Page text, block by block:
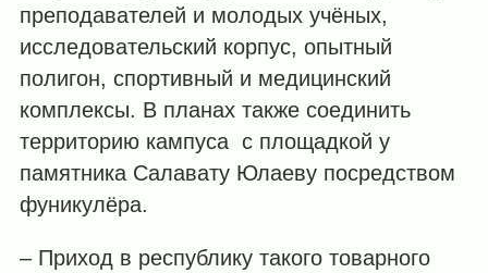
преподавателей и молодых учёных,
исследовательский корпус, опытный
полигон, спортивный и медицинский
комплексы. В планах также соединить
территорию кампуса с площадкой у
памятника Салавату Юлаеву посредством
фуникулёра.
– Приход в республику такого товарного